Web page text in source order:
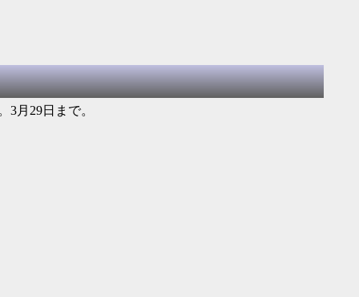
月29日まで。